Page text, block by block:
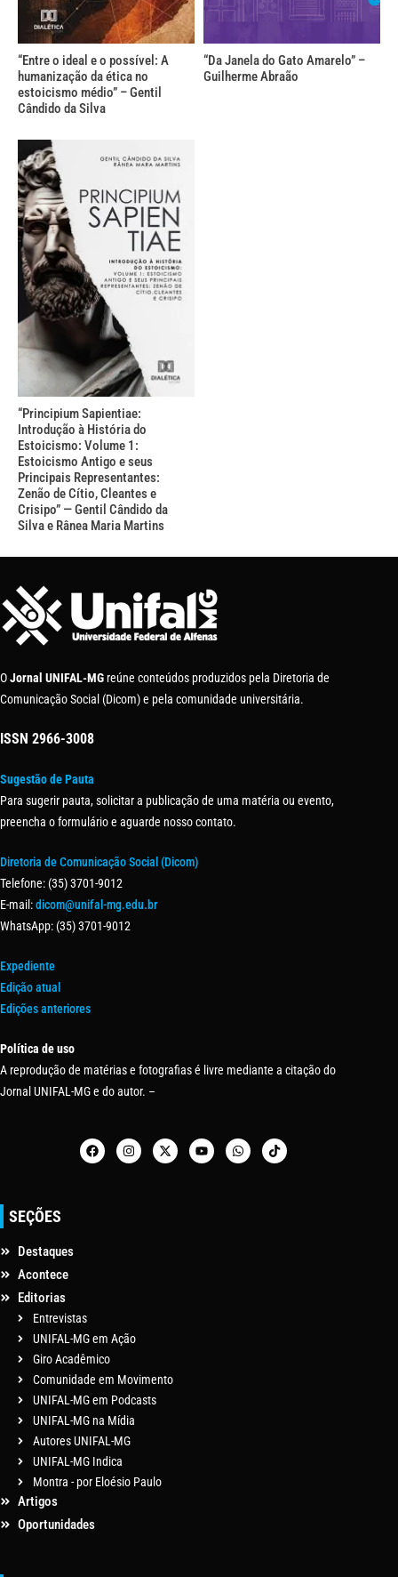
“Entre o ideal e o possível: A
humanização da ética no
estoicismo médio” – Gentil
Cândido da Silva
“Da Janela do Gato Amarelo” –
Guilherme Abraão
“Principium Sapientiae:
Introdução à História do
Estoicismo: Volume 1:
Estoicismo Antigo e seus
Principais Representantes:
Zenão de Cítio, Cleantes e
Crisipo” — Gentil Cândido da
Silva e Rânea Maria Martins
OJornal UNIFAL-MG reúne conteúdos produzidos pela Diretoria de
Comunicação Social (Dicom) e pela comunidade universitária.
ISSN 2966-3008
Sugestão de Pauta
Para sugerir pauta, solicitar a publicação de uma matéria ou evento,
preencha o formulário e aguarde nosso contato.
Diretoria de Comunicação Social (Dicom)
Telefone: (35) 3701-9012
E-mail:dicom@unifal-mg.edu.br
WhatsApp: (35) 3701-9012
Expediente
Edição atual
Edições anteriores
Política de uso
A reprodução de matérias e fotografias é livre mediante a citação do
Jornal UNIFAL-MG e do autor. –
SEÇÕES
Destaques
Acontece
Editorias
Entrevistas
UNIFAL-MG em Ação
Giro Acadêmico
Comunidade em Movimento
UNIFAL-MG em Podcasts
UNIFAL-MG na Mídia
Autores UNIFAL-MG
UNIFAL-MG Indica
Montra - por Eloésio Paulo
Artigos
Oportunidades